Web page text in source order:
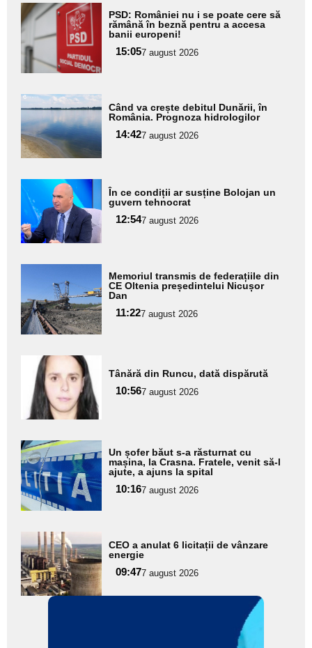
Adaugă
aici textul
pentru
subtitlu
PSD: României nu i se poate cere să
rămână în beznă pentru a accesa
banii europeni!
15:057 august 2026
Adaugă
aici textul
pentru
subtitlu
Când va crește debitul Dunării, în
România. Prognoza hidrologilor
14:427 august 2026
Adaugă
aici textul
pentru
subtitlu
În ce condiții ar susține Bolojan un
guvern tehnocrat
12:547 august 2026
aici textul
pentru
subtitlu
Memoriul transmis de federațiile din
CE Oltenia președintelui Nicușor
Dan
11:227 august 2026
Adaugă
aici textul
pentru
subtitlu
Tânără din Runcu, dată dispărută
10:567 august 2026
Adaugă
aici textul
pentru
subtitlu
Un șofer băut s-a răsturnat cu
mașina, la Crasna. Fratele, venit să-l
ajute, a ajuns la spital
10:167 august 2026
Adaugă
aici textul
pentru
subtitlu
CEO a anulat 6 licitații de vânzare
energie
09:477 august 2026